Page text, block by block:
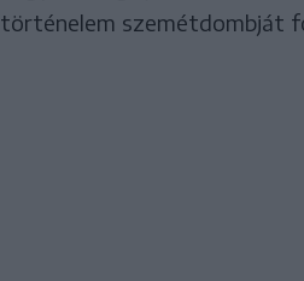
történelem szemétdombját